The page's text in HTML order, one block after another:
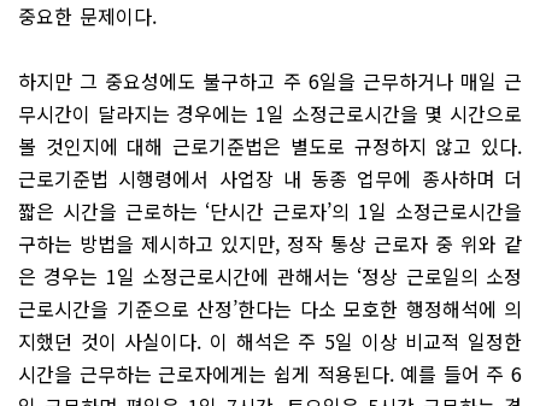
중요한 문제이다.
하지만 그 중요성에도 불구하고 주 6일을 근무하거나 매일 근
무시간이 달라지는 경우에는 1일 소정근로시간을 몇 시간으로
볼 것인지에 대해 근로기준법은 별도로 규정하지 않고 있다.
근로기준법 시행령에서 사업장 내 동종 업무에 종사하며 더
짧은 시간을 근로하는 ‘단시간 근로자’의 1일 소정근로시간을
구하는 방법을 제시하고 있지만, 정작 통상 근로자 중 위와 같
은 경우는 1일 소정근로시간에 관해서는 ‘정상 근로일의 소정
근로시간을 기준으로 산정’한다는 다소 모호한 행정해석에 의
지했던 것이 사실이다. 이 해석은 주 5일 이상 비교적 일정한
시간을 근무하는 근로자에게는 쉽게 적용된다. 예를 들어 주 6